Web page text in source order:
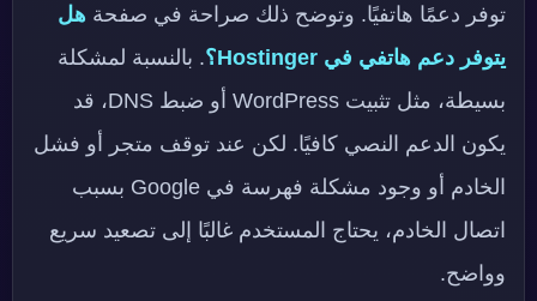
توفر دعمًا هاتفيًا. وتوضح ذلك صراحة في صفحة هل
يتوفر دعم هاتفي في Hostinger؟
. بالنسبة لمشكلة
بسيطة، مثل تثبيت WordPress أو ضبط DNS، قد
يكون الدعم النصي كافيًا. لكن عند توقف متجر أو فشل
الخادم أو وجود مشكلة فهرسة في Google بسبب
اتصال الخادم، يحتاج المستخدم غالبًا إلى تصعيد سريع
وواضح.